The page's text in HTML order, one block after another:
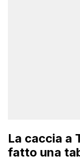
La caccia a
fatto una